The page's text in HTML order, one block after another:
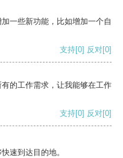
一些新功能，比如增加一个自
支持[0] 反对[0]
的工作需求，让我能够在工作
支持[0] 反对[0]
速到达目的地。